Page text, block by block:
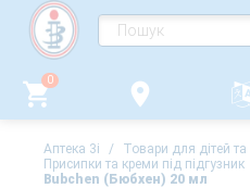
0
Аптека 3i / Товари для дітей
Присипки та креми під підгузник
Bubchen (Бюбхен) 20 мл